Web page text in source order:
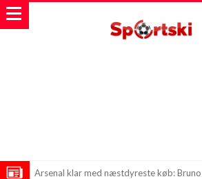
Arsenal klar med næstdyreste køb: